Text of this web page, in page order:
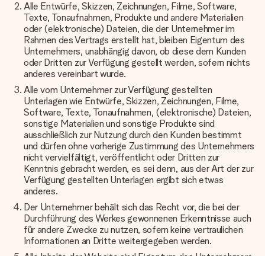
Alle Entwürfe, Skizzen, Zeichnungen, Filme, Software,
Texte, Tonaufnahmen, Produkte und andere Materialien
oder (elektronische) Dateien, die der Unternehmer im
Rahmen des Vertrags erstellt hat, bleiben Eigentum des
Unternehmers, unabhängig davon, ob diese dem Kunden
oder Dritten zur Verfügung gestellt werden, sofern nichts
anderes vereinbart wurde.
Alle vom Unternehmer zur Verfügung gestellten
Unterlagen wie Entwürfe, Skizzen, Zeichnungen, Filme,
Software, Texte, Tonaufnahmen, (elektronische) Dateien,
sonstige Materialien und sonstige Produkte sind
ausschließlich zur Nutzung durch den Kunden bestimmt
und dürfen ohne vorherige Zustimmung des Unternehmers
nicht vervielfältigt, veröffentlicht oder Dritten zur
Kenntnis gebracht werden, es sei denn, aus der Art der zur
Verfügung gestellten Unterlagen ergibt sich etwas
anderes.
Der Unternehmer behält sich das Recht vor, die bei der
Durchführung des Werkes gewonnenen Erkenntnisse auch
für andere Zwecke zu nutzen, sofern keine vertraulichen
Informationen an Dritte weitergegeben werden.